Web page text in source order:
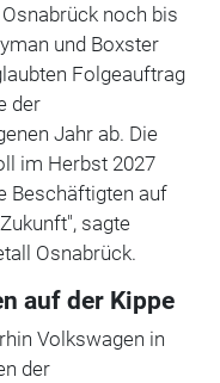
noch bis
und Boxster
Folgeauftrag
der
Jahr ab. Die
im Herbst 2027
Beschäftigten auf
sagte
Osnabrück.
auf der Kippe
Volkswagen in
der